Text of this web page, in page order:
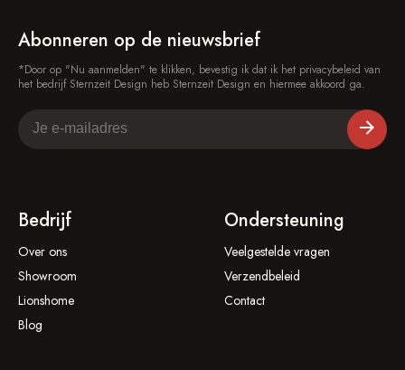
Abonneren op de nieuwsbrief
*Door op "Nu aanmelden" te klikken, bevestig ik dat ik het privacybeleid van
het bedrijf Sternzeit Design heb Sternzeit Design en hiermee akkoord ga.
Bedrijf
Over ons
Showroom
Lionshome
Blog
Ondersteuning
Veelgestelde vragen
Verzendbeleid
Contact